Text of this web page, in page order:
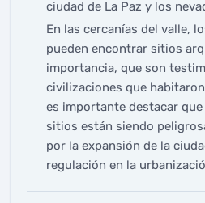
ciudad de La Paz y los
En las cercanías del valle,
pueden encontrar sitios
importancia, que son
civilizaciones que
es importante destacar
sitios están siendo
por la expansión de la
regulación en la